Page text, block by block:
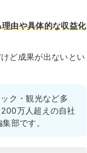
由や具体的な収益化
ど成果が出ないとい
ク・観光など多
万人超えの自社
部です。